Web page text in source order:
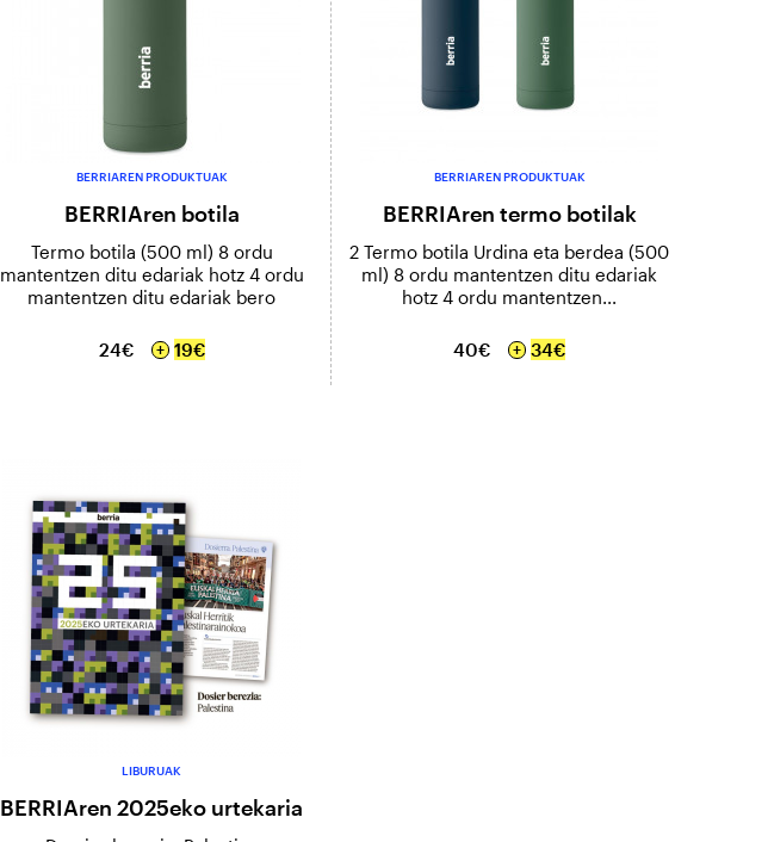
BERRIAREN PRODUKTUAK
BERRIAren botila
Termo botila (500 ml) 8 ordu
mantentzen ditu edariak hotz 4 ordu
mantentzen ditu edariak bero
24€ 19€
BERRIAREN PRODUKTUAK
BERRIAren termo botilak
2 Termo botila Urdina eta berdea (500
ml) 8 ordu mantentzen ditu edariak
hotz 4 ordu mantentzen...
40€ 34€
LIBURUAK
BERRIAren 2025eko urtekaria